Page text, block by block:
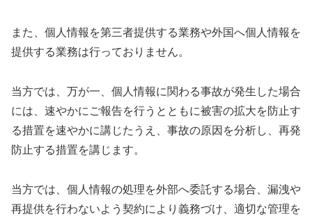
また、個人情報を第三者提供する業務や外国へ個人情報を
提供する業務は行っておりません。
当方では、万が一、個人情報に関わる事故が発生した場合
には、速やかにご報告を行うとともに被害の拡大を防止す
る措置を速やかに講じたうえ、事故の原因を分析し、再発
防止する措置を講じます。
当方では、個人情報の処理を外部へ委託する場合、漏洩や
再提供を行わないよう契約により義務づけ、適切な管理を